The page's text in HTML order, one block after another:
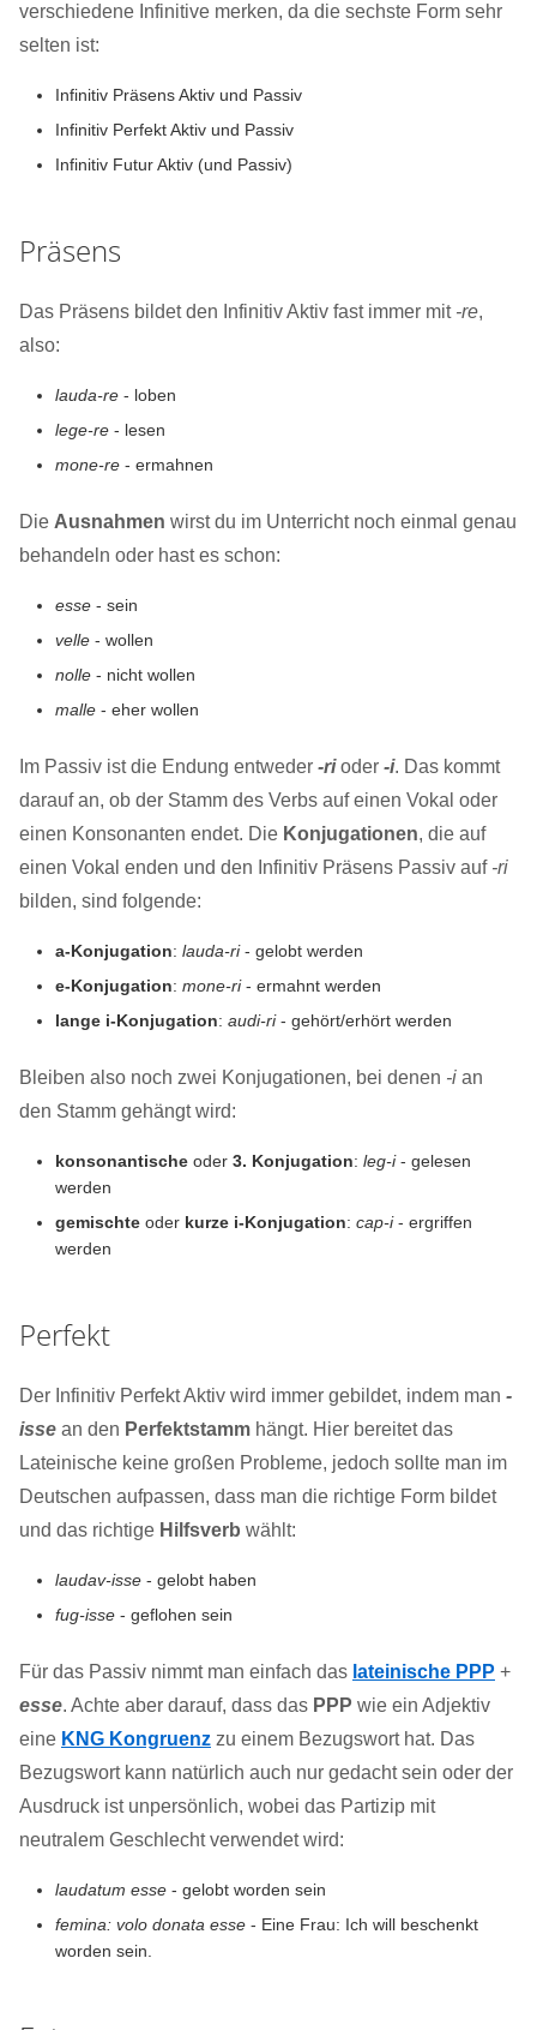
verschiedene Infinitive merken, da die sechste Form sehr
selten ist:
Infinitiv Präsens Aktiv und Passiv
Infinitiv Perfekt Aktiv und Passiv
Infinitiv Futur Aktiv (und Passiv)
Präsens
Das Präsens bildet den Infinitiv Aktiv fast immer mit -re,
also:
lauda-re - loben
lege-re - lesen
mone-re - ermahnen
Die Ausnahmen wirst du im Unterricht noch einmal genau
behandeln oder hast es schon:
esse - sein
velle - wollen
nolle - nicht wollen
malle - eher wollen
Im Passiv ist die Endung entweder -rioder -i. Das kommt
darauf an, ob der Stamm des Verbs auf einen Vokal oder
einen Konsonanten endet. Die Konjugationen, die auf
einen Vokal enden und den Infinitiv Präsens Passiv auf -ri
bilden, sind folgende:
a-Konjugation: lauda-ri- gelobt werden
e-Konjugation: mone-ri- ermahnt werden
lange i-Konjugation: audi-ri- gehört/erhört werden
Bleiben also noch zwei Konjugationen, bei denen -i an
den Stamm gehängt wird:
konsonantische oder 3. Konjugation: leg-i- gelesen
werden
gemischte oder kurze i-Konjugation: cap-i- ergriffen
werden
Perfekt
Der Infinitiv Perfekt Aktiv wird immer gebildet, indem man -
isse an den Perfektstamm hängt. Hier bereitet das
Lateinische keine großen Probleme, jedoch sollte man im
Deutschen aufpassen, dass man die richtige Form bildet
und das richtige Hilfsverb wählt:
laudav-isse - gelobt haben
fug-isse - geflohen sein
Für das Passiv nimmt man einfach das lateinische PPP +
esse. Achte aber darauf, dass das PPP wie ein Adjektiv
eine KNG Kongruenz zu einem Bezugswort hat. Das
Bezugswort kann natürlich auch nur gedacht sein oder der
Ausdruck ist unpersönlich, wobei das Partizip mit
neutralem Geschlecht verwendet wird:
laudatum esse - gelobt worden sein
femina: volo donata esse - Eine Frau: Ich will beschenkt
worden sein.